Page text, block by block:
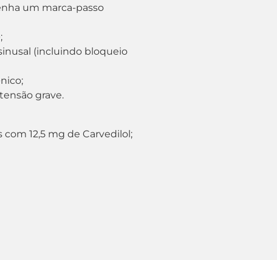
um marca-passo
(incluindo bloqueio
grave.
12,5 mg de Carvedilol;